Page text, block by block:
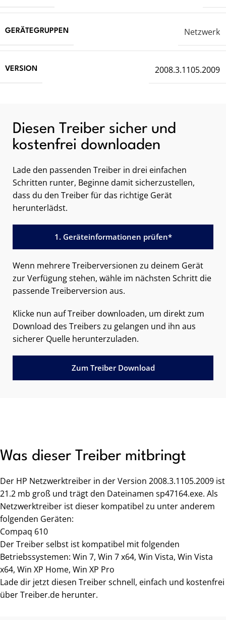
GERÄTEGRUPPEN Netzwerk
VERSION 2008.3.1105.2009
Diesen Treiber sicher und
kostenfrei downloaden
Lade den passenden Treiber in drei einfachen
Schritten runter, Beginne damit sicherzustellen,
dass du den Treiber für das richtige Gerät
herunterlädst.
1. Geräteinformationen prüfen*
Wenn mehrere Treiberversionen zu deinem Gerät
zur Verfügung stehen, wähle im nächsten Schritt die
passende Treiberversion aus.
Klicke nun auf Treiber downloaden, um direkt zum
Download des Treibers zu gelangen und ihn aus
sicherer Quelle herunterzuladen.
Zum Treiber Download
Was dieser Treiber mitbringt
Der HP Netzwerktreiber in der Version 2008.3.1105.2009 ist
21.2 mb groß und trägt den Dateinamen sp47164.exe. Als
Netzwerktreiber ist dieser kompatibel zu unter anderem
folgenden Geräten:
Compaq 610
Der Treiber selbst ist kompatibel mit folgenden
Betriebssystemen: Win 7, Win 7 x64, Win Vista, Win Vista
x64, Win XP Home, Win XP Pro
Lade dir jetzt diesen Treiber schnell, einfach und kostenfrei
über Treiber.de herunter.